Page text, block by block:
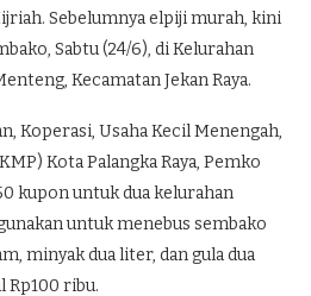
Sebelumnya elpiji murah, kini
Sabtu (24/6), di Kelurahan
Kecamatan Jekan Raya.
Koperasi, Usaha Kecil Menengah,
Kota Palangka Raya, Pemko
kupon untuk dua kelurahan
untuk menebus sembako
minyak dua liter, dan gula dua
Rp100 ribu.